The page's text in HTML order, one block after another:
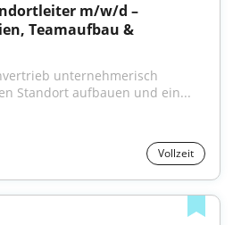
m/w/d –
Teamaufbau &
unternehmerisch
Standort aufbauen und ein...
Vollzeit